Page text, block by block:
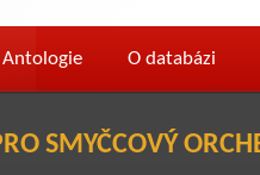
Antologie O databázi
SMYČCOVÝ